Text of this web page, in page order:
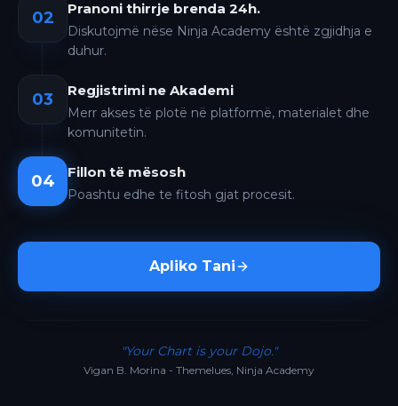
02 Pranoni thirrje brenda 24h.
Diskutojmë nëse Ninja Academy është zgjidhja e
duhur.
03 Regjistrimi ne Akademi
Merr akses të plotë në platformë, materialet dhe
komunitetin.
04 Fillon të mësosh
Poashtu edhe te fitosh gjat procesit.
Apliko Tani
"Your Chart is your Dojo."
Vigan B. Morina - Themelues, Ninja Academy